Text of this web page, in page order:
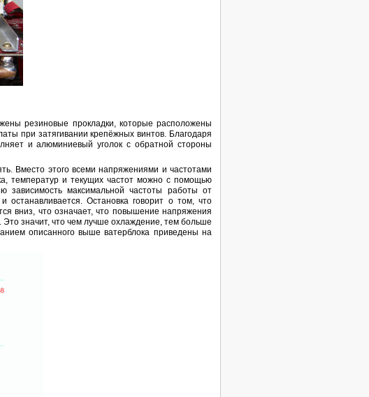
резиновые прокладки, которые расположены
при затягивании крепёжных винтов. Благодаря
и алюминиевый уголок с обратной стороны
Вместо этого всеми напряжениями и частотами
температур и текущих частот можно с помощью
зависимость максимальной частоты работы от
Остановка говорит о том, что
вниз, что означает, что повышение напряжения
значит, что чем лучше охлаждение, тем больше
описанного выше ватерблока приведены на